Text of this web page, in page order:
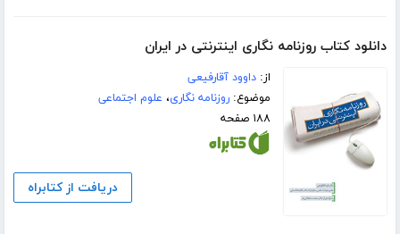
دانلود کتاب روزنامه نگاری اینترنتی در ایران
از:داوود آقارفیعی
موضوع:روزنامه نگاری، علوم اجتماعی
۱۸۸ صفحه
دریافت از کتابراه